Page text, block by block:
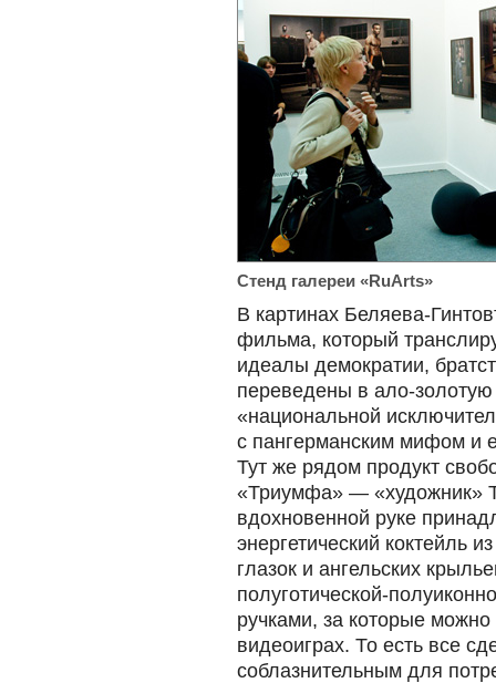
Стенд галереи «RuArts»
В картинах Беляева-
фильма, который
идеалы демократии,
переведены в ало-золотую
«национальной
с пангерманским мифом и
Тут же рядом продукт
«Триумфа» — «художник»
вдохновенной руке
энергетический коктейль
глазок и ангельских
полуготической-
ручками, за которые
видеоиграх. То есть все
соблазнительным для